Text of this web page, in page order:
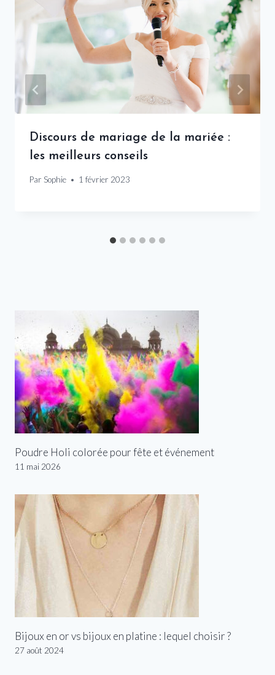
Discours de mariage de la mariée :
les meilleurs conseils
Par Sophie 1 février 2023
Poudre Holi colorée pour fête et événement
11 mai 2026
Bijoux en or vs bijoux en platine : lequel choisir ?
27 août 2024